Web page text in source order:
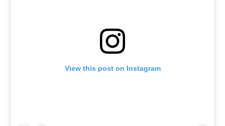
View this post on Instagram